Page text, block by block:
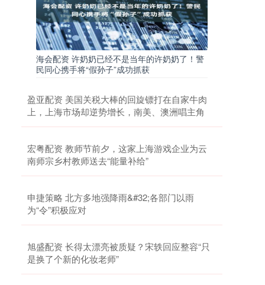
海会配资 许奶奶已经不是当年的许奶奶了！警
民同心携手将“假孙子”成功抓获
盈亚配资 美国关税大棒的回旋镖打在自家牛肉
上，上海市场却逆势增长，南美、澳洲唱主角
宏粤配资 教师节前夕，这家上海游戏企业为云
南师宗乡村教师送去“能量补给”
申捷策略 北方多地强降雨&#32;各部门以雨
为“令”积极应对
旭盛配资 长得太漂亮被质疑？宋轶回应整容“只
是换了个新的化妆老师”